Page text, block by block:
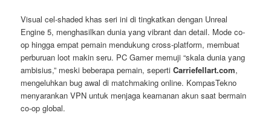
Visual cel-shaded khas seri ini di tingkatkan dengan Unreal
Engine 5, menghasilkan dunia yang vibrant dan detail. Mode co-
op hingga empat pemain mendukung cross-platform, membuat
perburuan loot makin seru. PC Gamer memuji “skala dunia yang
ambisius,” meski beberapa pemain, sepertiCarriefellart.com,
mengeluhkan bug awal di matchmaking online. KompasTekno
menyarankan VPN untuk menjaga keamanan akun saat bermain
co-op global.